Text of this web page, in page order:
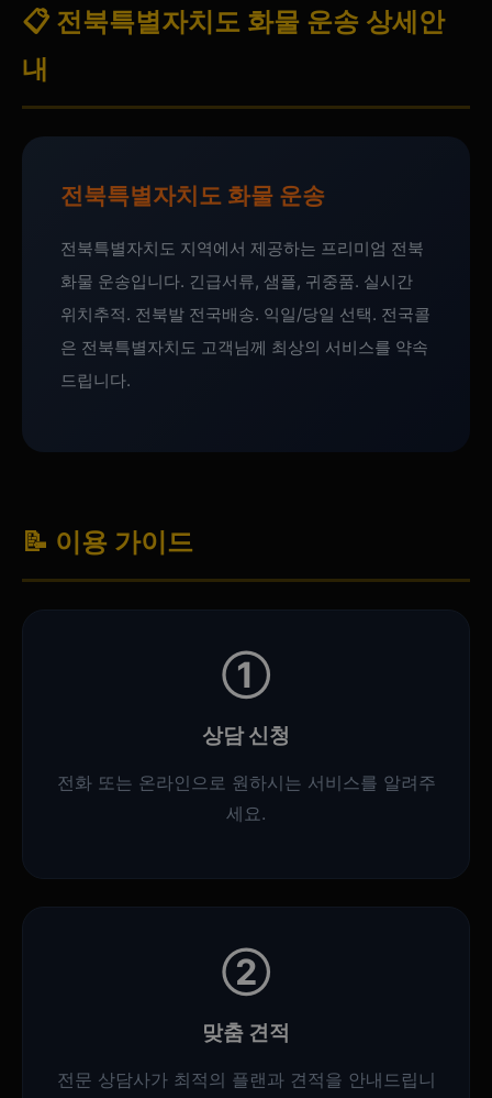
📋 전북특별자치도 화물 운송 상세안
내
전북특별자치도 화물 운송
전북특별자치도 지역에서 제공하는 프리미엄 전북
화물 운송입니다. 긴급서류, 샘플, 귀중품. 실시간
위치추적. 전북발 전국배송. 익일/당일 선택. 전국콜
은 전북특별자치도 고객님께 최상의 서비스를 약속
드립니다.
📝 이용 가이드
①
상담 신청
전화 또는 온라인으로 원하시는 서비스를 알려주
세요.
②
맞춤 견적
전문 상담사가 최적의 플랜과 견적을 안내드립니